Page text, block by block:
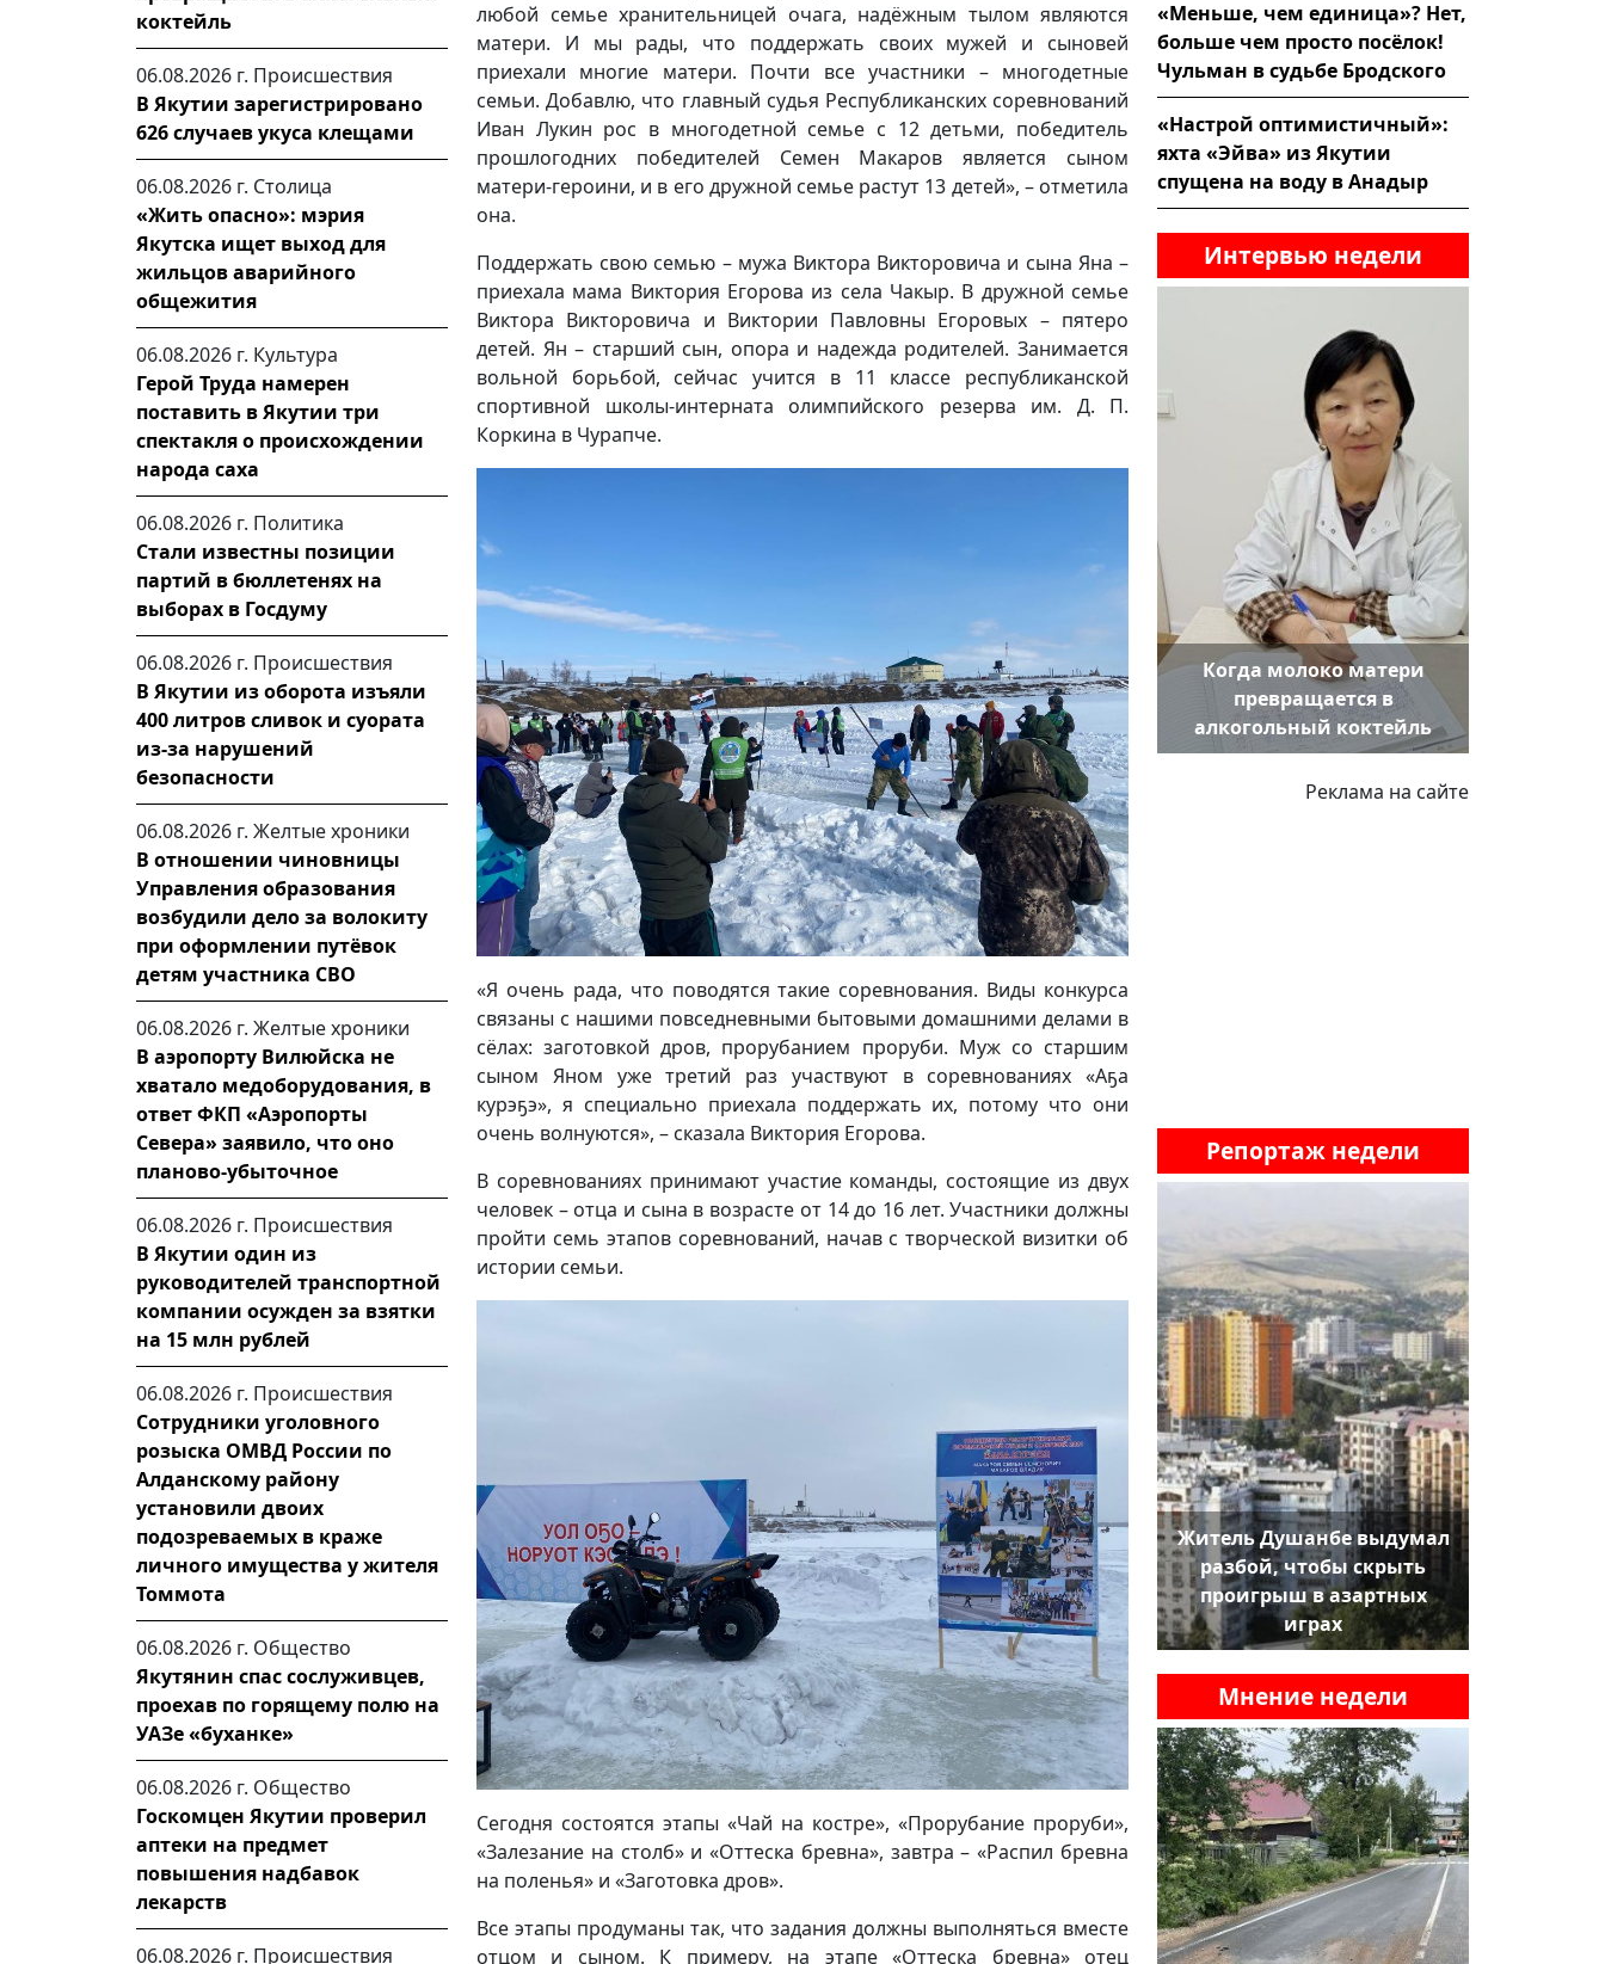
коктейль
06.08.2026 г. Происшествия
В Якутии зарегистрировано
626 случаев укуса клещами
06.08.2026 г. Столица
«Жить опасно»: мэрия
Якутска ищет выход для
жильцов аварийного
общежития
06.08.2026 г. Культура
Герой Труда намерен
поставить в Якутии три
спектакля о происхождении
народа саха
06.08.2026 г. Политика
Стали известны позиции
партий в бюллетенях на
выборах в Госдуму
06.08.2026 г. Происшествия
В Якутии из оборота изъяли
400 литров сливок и суората
из-за нарушений
безопасности
06.08.2026 г. Желтые хроники
В отношении чиновницы
Управления образования
возбудили дело за волокиту
при оформлении путёвок
детям участника СВО
06.08.2026 г. Желтые хроники
В аэропорту Вилюйска не
хватало медоборудования, в
ответ ФКП «Аэропорты
Севера» заявило, что оно
планово-убыточное
06.08.2026 г. Происшествия
В Якутии один из
руководителей транспортной
компании осужден за взятки
на 15 млн рублей
06.08.2026 г. Происшествия
Сотрудники уголовного
розыска ОМВД России по
Алданскому району
установили двоих
подозреваемых в краже
личного имущества у жителя
Томмота
06.08.2026 г. Общество
Якутянин спас сослуживцев,
проехав по горящему полю на
УАЗе «буханке»
06.08.2026 г. Общество
Госкомцен Якутии проверил
аптеки на предмет
повышения надбавок
лекарств
06.08.2026 г. Происшествия
любой семье хранительницей очага, надёжным тылом являются
матери. И мы рады, что поддержать своих мужей и сыновей
приехали многие матери. Почти все участники – многодетные
семьи. Добавлю, что главный судья Республиканских соревнований
Иван Лукин рос в многодетной семье с 12 детьми, победитель
прошлогодних победителей Семен Макаров является сыном
матери-героини, и в его дружной семье растут 13 детей», – отметила
она.
Поддержать свою семью – мужа Виктора Викторовича и сына Яна –
приехала мама Виктория Егорова из села Чакыр. В дружной семье
Виктора Викторовича и Виктории Павловны Егоровых – пятеро
детей. Ян – старший сын, опора и надежда родителей. Занимается
вольной борьбой, сейчас учится в 11 классе республиканской
спортивной школы-интерната олимпийского резерва им. Д. П.
Коркина в Чурапче.
«Я очень рада, что поводятся такие соревнования. Виды конкурса
связаны с нашими повседневными бытовыми домашними делами в
сёлах: заготовкой дров, прорубанием проруби. Муж со старшим
сыном Яном уже третий раз участвуют в соревнованиях «Аҕа
курэҕэ», я специально приехала поддержать их, потому что они
очень волнуются», – сказала Виктория Егорова.
В соревнованиях принимают участие команды, состоящие из двух
человек – отца и сына в возрасте от 14 до 16 лет. Участники должны
пройти семь этапов соревнований, начав с творческой визитки об
истории семьи.
Сегодня состоятся этапы «Чай на костре», «Прорубание проруби»,
«Залезание на столб» и «Оттеска бревна», завтра – «Распил бревна
на поленья» и «Заготовка дров».
Все этапы продуманы так, что задания должны выполняться вместе
отцом и сыном. К примеру, на этапе «Оттеска бревна» отец
«Меньше, чем единица»? Нет,
больше чем просто посёлок!
Чульман в судьбе Бродского
«Настрой оптимистичный»:
яхта «Эйва» из Якутии
спущена на воду в Анадыр
Интервью недели
Когда молоко матери
превращается в
алкогольный коктейль
Реклама на сайте
Репортаж недели
Житель Душанбе выдумал
разбой, чтобы скрыть
проигрыш в азартных
играх
Мнение недели